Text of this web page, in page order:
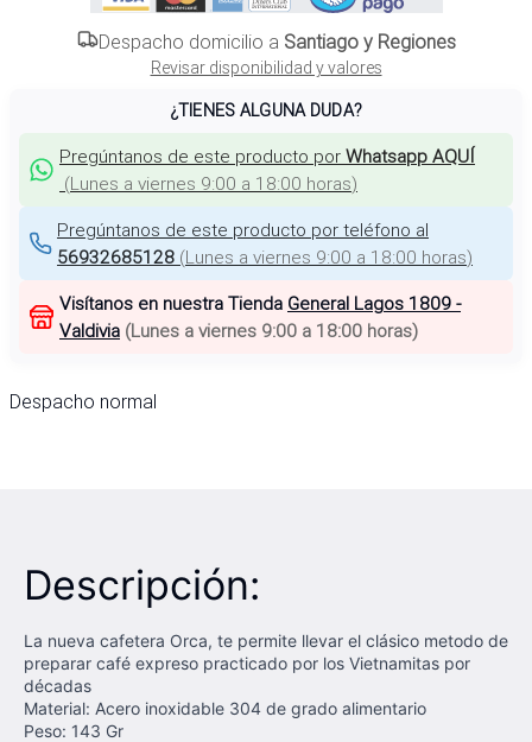
Despacho domicilio a Santiago y Regiones
Revisar disponibilidad y valores
¿TIENES ALGUNA DUDA?
Pregúntanos de este producto por Whatsapp AQUÍ
(Lunes a viernes 9:00 a 18:00 horas)
Pregúntanos de este producto por teléfono al
56932685128 (Lunes a viernes 9:00 a 18:00 horas)
Visítanos en nuestra Tienda General Lagos 1809 -
Valdivia (Lunes a viernes 9:00 a 18:00 horas)
Despacho normal
Descripción:
La nueva cafetera Orca, te permite llevar el clásico metodo de
preparar café expreso practicado por los Vietnamitas por
décadas
Material: Acero inoxidable 304 de grado alimentario
Peso: 143 Gr